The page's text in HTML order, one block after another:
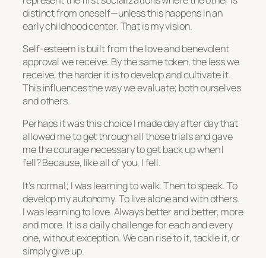
distinct from oneself—unless this happens in an
early childhood center. That is my vision.
Self-esteem is built from the love and benevolent
approval we receive. By the same token, the less we
receive, the harder it is to develop and cultivate it.
This influences the way we evaluate; both ourselves
and others.
Perhaps it was this choice I made day after day that
allowed me to get through all those trials and gave
me the courage necessary to get back up when I
fell? Because, like all of you, I fell.
It’s normal; I was learning to walk. Then to speak. To
develop my autonomy. To live alone and with others.
I was learning to love. Always better and better, more
and more. It is a daily challenge for each and every
one, without exception. We can rise to it, tackle it, or
simply give up.